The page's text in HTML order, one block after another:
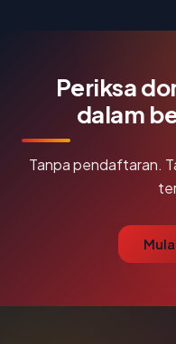
Periksa
dalam
Tanpa pendaftaran.